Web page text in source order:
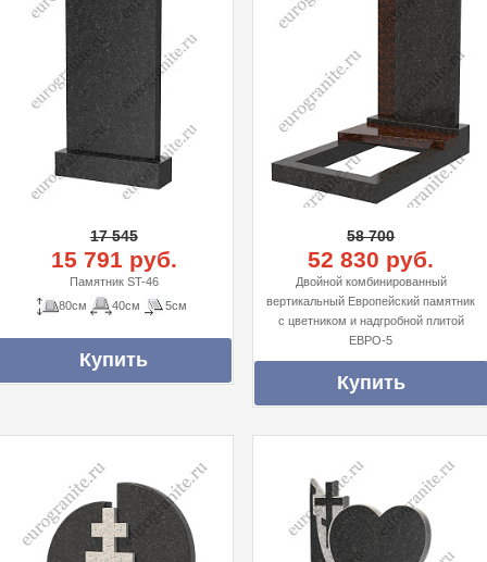
17 545
15 791 руб.
Памятник ST-46
80см
40см 5см
58 700
52 830 руб.
Двойной комбинированный
вертикальный Европейский памятник
с цветником и надгробной плитой
ЕВРО-5